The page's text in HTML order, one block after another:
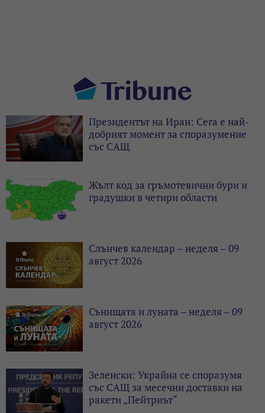
Президентът на Иран: Сега е най-
добрият момент за споразумение
със САЩ
Жълт код за гръмотевични бури и
градушки в четири области
Слънчев календар – неделя – 09
август 2026
Сънищата и луната – неделя – 09
август 2026
Зеленски: Украйна се споразумя
със САЩ за месечни доставки на
ракети „Пейтриът“